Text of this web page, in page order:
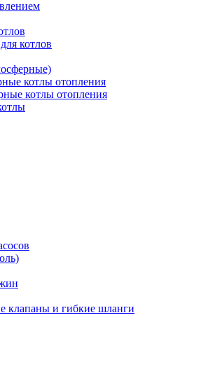
котлов
котлы отопления
котлы отопления
клапаны и гибкие шланги